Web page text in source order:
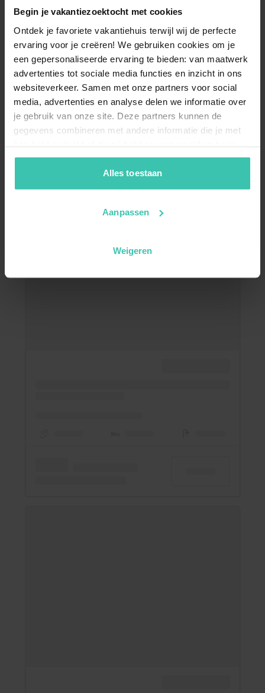
Begin je vakantiezoektocht met cookies
Ontdek je favoriete vakantiehuis terwijl wij de perfecte
ervaring voor je creëren! We gebruiken cookies om je
een gepersonaliseerde ervaring te bieden: van maatwerk
advertenties tot sociale media functies en inzicht in ons
websiteverkeer. Samen met onze partners voor social
media, advertenties en analyse delen we informatie over
je gebruik van onze site. Deze partners kunnen de
gegevens combineren met andere informatie die je met
hen hebt gedeeld of die zij hebben verzameld op basis
van je gebruik van hun diensten. Zo zorgen we ervoor dat
jouw vakantiezoektocht soepel en op maat verloopt!
Alles toestaan
Aanpassen
Weigeren